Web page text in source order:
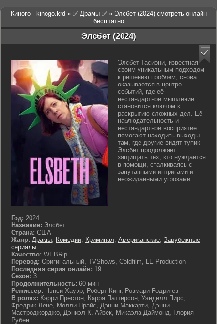
Киного - kinogo.krd » ✅ Драмы ✅ » Элсбет (2024) смотреть онлайн
бесплатно
Элсбет (2024)
Элсбет Тасиони, известная
своим уникальным подходом
к решению проблем, снова
оказывается в центре
событий, где её
нестандартное мышление
становится ключом к
раскрытию сложных дел. Её
наблюдательность и
нестандартное восприятие
помогают находить выходы
там, где другие видят тупик.
Элсбет продолжает
защищать тех, кто нуждается
в помощи, сталкиваясь с
запутанными интригами и
неожиданными угрозами.
Год: 2024
Название: Элсбет
Страна: США
Жанр: Драмы, Комедии, Криминал, Американские, Зарубежные
сериалы
Качество: WEBRip
Перевод: Оригинальный, TVShows, Coldfilm, LE-Production
Последняя серия онлайн: 19
Сезон: 3
Продолжительность: 60 мин
Режиссер: Нэнси Хауэр, Роберт Кинг, Розмари Родригез
В ролях: Кэрри Престон, Карра Паттерсон, Уэнделл Пирс,
Фредрик Лене, Молли Прайс, Дэнни Маккарти, Дэнни
Мастроджорджо, Дэниэл К. Айзек, Микаэла Даймонд, Глория
Рубен